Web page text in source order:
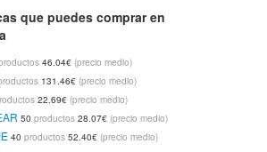
Con Aros Tienda:Castaluna
Anudar Tienda: Castaluna
que puedes comprar en
46.04€ (precio medio)
131.46€ (precio medio)
22.69€ (precio medio)
50productos 28.07€ (precio medio)
40productos 52.40€ (precio medio)